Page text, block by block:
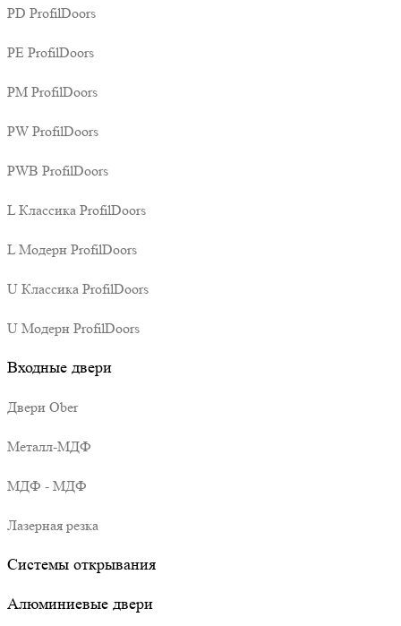
PD ProfilDoors
PE ProfilDoors
PM ProfilDoors
PW ProfilDoors
PWB ProfilDoors
L Классика ProfilDoors
L Модерн ProfilDoors
U Классика ProfilDoors
U Модерн ProfilDoors
Входные двери
Двери Ober
Металл-МДФ
МДФ - МДФ
Лазерная резка
Системы открывания
Алюминиевые двери